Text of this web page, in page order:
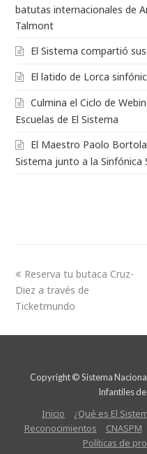
batutas internacionales de
Talmont
El Sistema compartió
El latido de Lorca
Culmina el Ciclo de
Escuelas de El Sistema
El Maestro Paolo
Sistema junto a la Sinfónica
Reserva tu butaca Cruz-
Diez a través de
Ticketmundo
Copyright © Sistema
Infantiles
Inicio ¿Qué es El
Reconocimientos
CNASPM
Políticas de